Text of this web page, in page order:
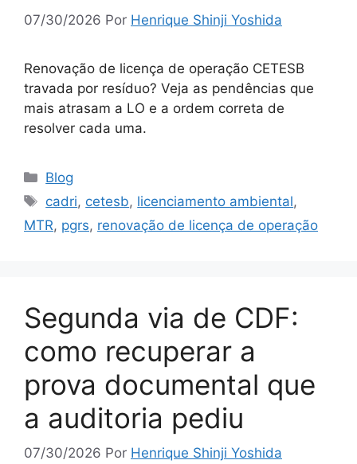
07/30/2026 Por Henrique Shinji Yoshida
Renovação de licença de operação CETESB
travada por resíduo? Veja as pendências que
mais atrasam a LO e a ordem correta de
resolver cada uma.
Blog
cadri, cetesb, licenciamento ambiental,
MTR, pgrs, renovação de licença de operação
Segunda via de CDF:
como recuperar a
prova documental que
a auditoria pediu
07/30/2026 Por Henrique Shinji Yoshida